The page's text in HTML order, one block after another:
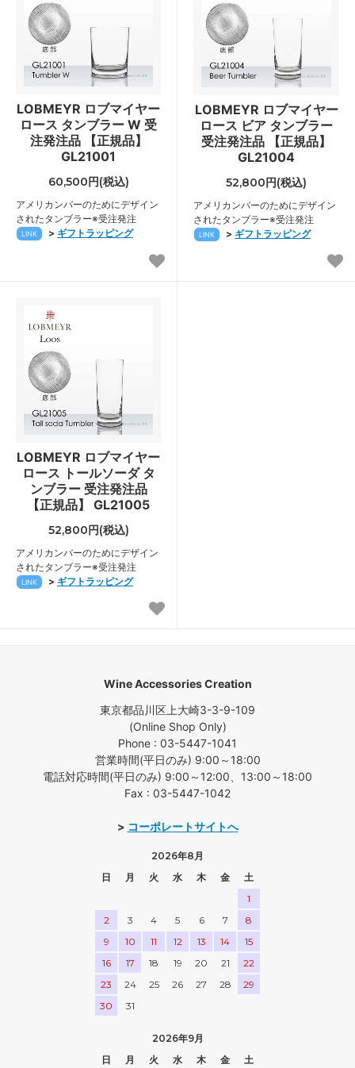
LOBMEYR ロブマイヤー
ロース タンブラー W 受
注発注品 【正規品】
GL21001
60,500円(税込)
アメリカンバーのためにデザイン
されたタンブラー※受注発注
LINK > ギフトラッピング
LOBMEYR ロブマイヤー
ロース ビア タンブラー
受注発注品 【正規品】
GL21004
52,800円(税込)
アメリカンバーのためにデザイン
されたタンブラー※受注発注
LINK > ギフトラッピング
LOBMEYR ロブマイヤー
ロース トールソーダ タ
ンブラー 受注発注品
【正規品】 GL21005
52,800円(税込)
アメリカンバーのためにデザイン
されたタンブラー※受注発注
LINK > ギフトラッピング
Wine Accessories Creation
東京都品川区上大崎3-3-9-109
(Online Shop Only)
Phone : 03-5447-1041
営業時間(平日のみ) 9:00～18:00
電話対応時間(平日のみ) 9:00～12:00、13:00～18:00
Fax : 03-5447-1042
> コーポレートサイトへ
2026年8月
日
月 火 水 木 金
土
1
2
3 4 5 6 7
8
9
10 11 12 13 14
15
16
17 18 19 20 21
22
23
24 25 26 27 28
29
30
31
2026年9月
日
月 火 水 木 金
土